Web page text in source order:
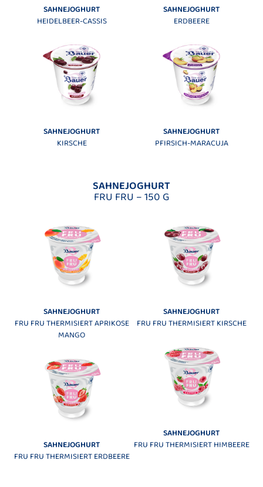
SAHNEJOGHURT
HEIDELBEER-CASSIS
SAHNEJOGHURT
ERDBEERE
SAHNEJOGHURT
KIRSCHE
SAHNEJOGHURT
PFIRSICH-MARACUJA
SAHNEJOGHURT
FRU FRU – 150 G
SAHNEJOGHURT
FRU FRU THERMISIERT APRIKOSE
MANGO
SAHNEJOGHURT
FRU FRU THERMISIERT KIRSCHE
SAHNEJOGHURT
FRU FRU THERMISIERT HIMBEERE
SAHNEJOGHURT
FRU FRU THERMISIERT ERDBEERE